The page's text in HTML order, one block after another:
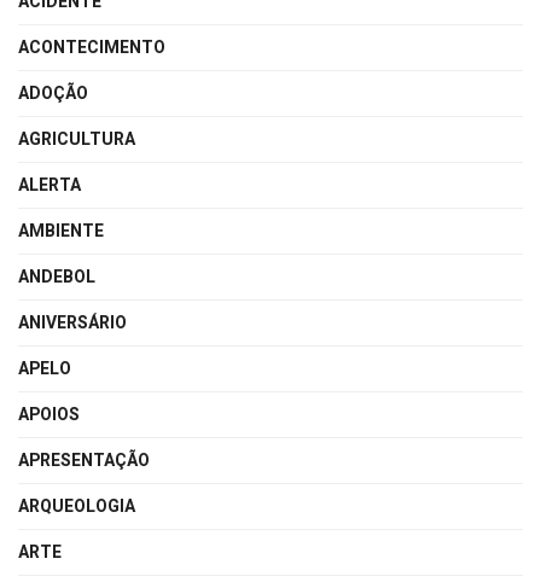
ACONTECIMENTO
ADOÇÃO
AGRICULTURA
ALERTA
AMBIENTE
ANDEBOL
ANIVERSÁRIO
APELO
APOIOS
APRESENTAÇÃO
ARQUEOLOGIA
ARTE